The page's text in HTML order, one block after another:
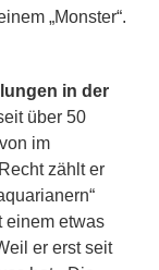
„Monster“.
in der
über 50
im
zählt er
einem etwas
er erst seit